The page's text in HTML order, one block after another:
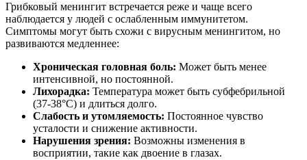
Грибковый менингит встречается реже и чаще всего
наблюдается у людей с ослабленным иммунитетом.
Симптомы могут быть схожи с вирусным менингитом, но
развиваются медленнее:
Хроническая головная боль: Может быть менее
интенсивной, но постоянной.
Лихорадка: Температура может быть субфебрильной
(37-38°C) и длиться долго.
Слабость и утомляемость: Постоянное чувство
усталости и снижение активности.
Нарушения зрения: Возможны изменения в
восприятии, такие как двоение в глазах.